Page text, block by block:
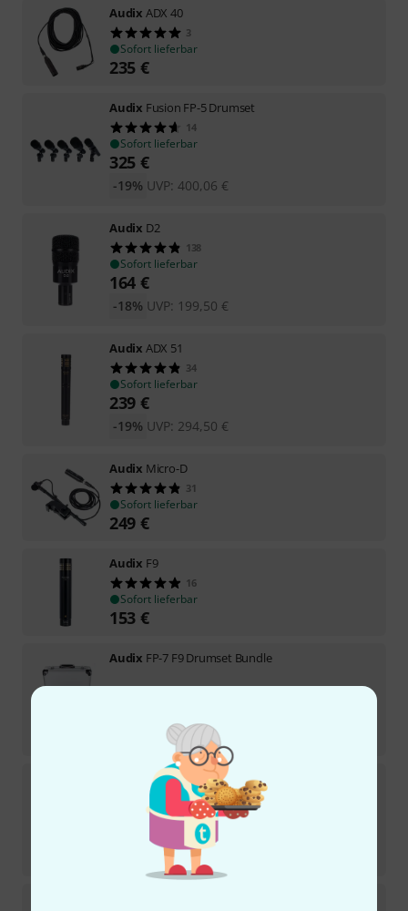
Audix ADX 40
3
Sofort lieferbar
235 €
Audix Fusion FP-5 Drumset
14
Sofort lieferbar
325 €
UVP: 400,06 €
-19%
Audix D2
138
Sofort lieferbar
164 €
UVP: 199,50 €
-18%
Audix ADX 51
34
Sofort lieferbar
239 €
UVP: 294,50 €
-19%
Audix Micro-D
31
Sofort lieferbar
249 €
Audix F9
16
Sofort lieferbar
153 €
Audix FP-7 F9 Drumset Bundle
UVP: 704,48
DP-Quad
26
Sofort lieferbar
UVP:812,78